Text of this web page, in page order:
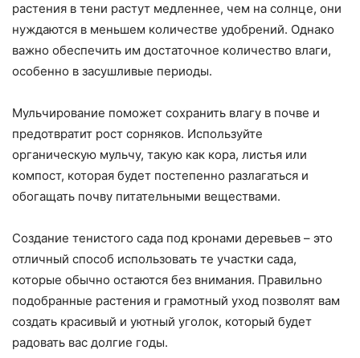
растения в тени растут медленнее, чем на солнце, они
нуждаются в меньшем количестве удобрений. Однако
важно обеспечить им достаточное количество влаги,
особенно в засушливые периоды.
Мульчирование поможет сохранить влагу в почве и
предотвратит рост сорняков. Используйте
органическую мульчу, такую как кора, листья или
компост, которая будет постепенно разлагаться и
обогащать почву питательными веществами.
Создание тенистого сада под кронами деревьев – это
отличный способ использовать те участки сада,
которые обычно остаются без внимания. Правильно
подобранные растения и грамотный уход позволят вам
создать красивый и уютный уголок, который будет
радовать вас долгие годы.